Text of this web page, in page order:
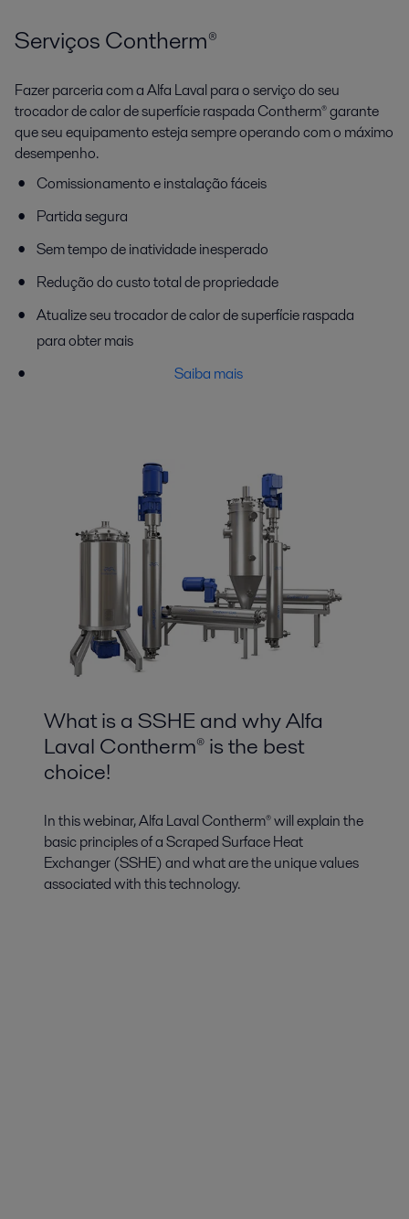
Serviços Contherm®
Fazer parceria com a Alfa Laval para o serviço do seu
trocador de calor de superfície raspada Contherm® garante
que seu equipamento esteja sempre operando com o máximo
desempenho.
Comissionamento e instalação fáceis
Partida segura
Sem tempo de inatividade inesperado
Redução do custo total de propriedade
Atualize seu trocador de calor de superfície raspada
para obter mais
Saiba mais
What is a SSHE and why Alfa
Laval Contherm® is the best
choice!
In this webinar, Alfa Laval Contherm® will explain the
basic principles of a Scraped Surface Heat
Exchanger (SSHE) and what are the unique values
associated with this technology.